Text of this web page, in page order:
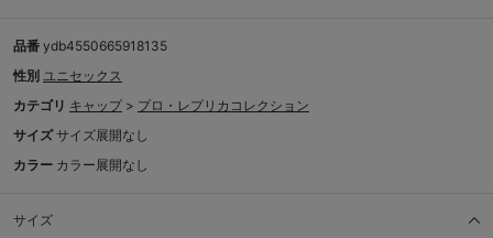
品番 ydb4550665918135
性別 ユニセックス
カテゴリ キャップ > プロ・レプリカコレクション
サイズ サイズ展開なし
カラー カラー展開なし
サイズ